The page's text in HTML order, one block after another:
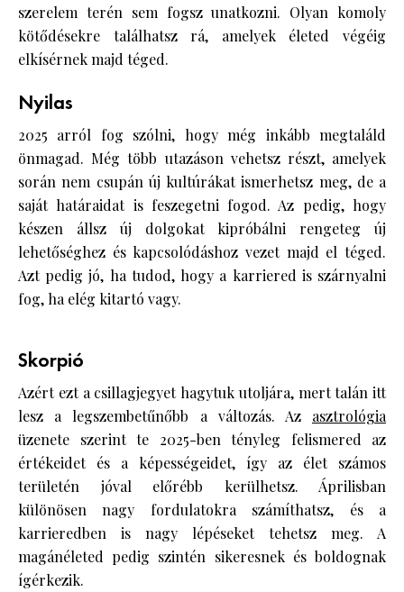
szerelem terén sem fogsz unatkozni. Olyan komoly
kötődésekre találhatsz rá, amelyek életed végéig
elkísérnek majd téged.
Nyilas
2025 arról fog szólni, hogy még inkább megtaláld
önmagad. Még több utazáson vehetsz részt, amelyek
során nem csupán új kultúrákat ismerhetsz meg, de a
saját határaidat is feszegetni fogod. Az pedig, hogy
készen állsz új dolgokat kipróbálni rengeteg új
lehetőséghez és kapcsolódáshoz vezet majd el téged.
Azt pedig jó, ha tudod, hogy a karriered is szárnyalni
fog, ha elég kitartó vagy.
Skorpió
Azért ezt a csillagjegyet hagytuk utoljára, mert talán itt
lesz a legszembetűnőbb a változás. Az asztrológia
üzenete szerint te 2025-ben tényleg felismered az
értékeidet és a képességeidet, így az élet számos
területén jóval előrébb kerülhetsz. Áprilisban
különösen nagy fordulatokra számíthatsz, és a
karrieredben is nagy lépéseket tehetsz meg. A
magánéleted pedig szintén sikeresnek és boldognak
ígérkezik.